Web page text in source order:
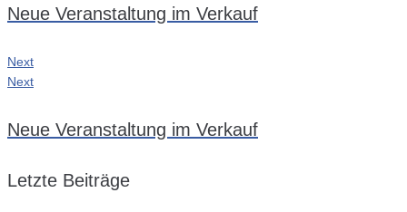
Neue Veranstaltung im Verkauf
Next
Next
Neue Veranstaltung im Verkauf
Letzte Beiträge